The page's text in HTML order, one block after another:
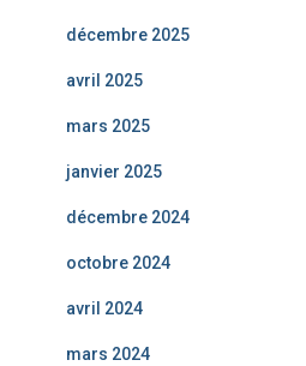
décembre 2025
avril 2025
mars 2025
janvier 2025
décembre 2024
octobre 2024
avril 2024
mars 2024